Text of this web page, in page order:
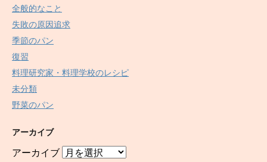
全般的なこと
失敗の原因追求
季節のパン
復習
料理研究家・料理学校のレシピ
未分類
野菜のパン
アーカイブ
アーカイブ